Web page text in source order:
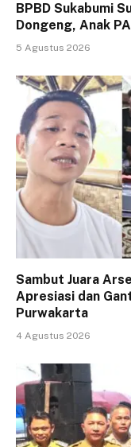
BPBD Sukabumi
Dongeng, Anak
5 Agustus 2026
Sambut Juara
Apresiasi dan
Purwakarta
4 Agustus 2026